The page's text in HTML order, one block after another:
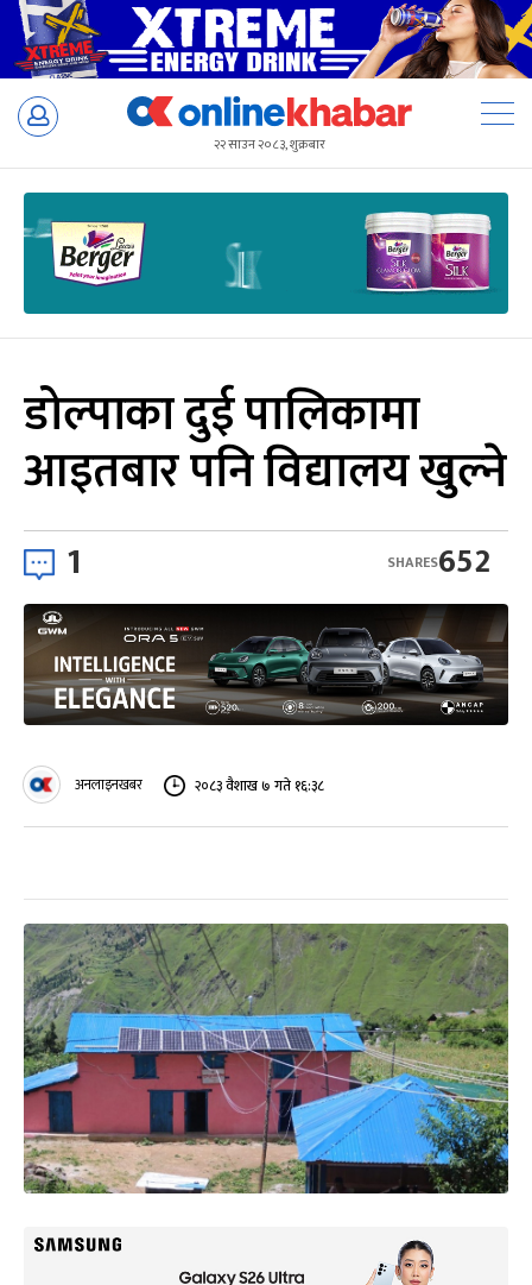
Skip
२२ साउन २०८३, शुक्रबार
डोल्पाका दुई पालिकामा
आइतबार पनि विद्यालय खुल्ने
1 652
SHARES
अनलाइनखबर २०८३ वैशाख ७ गते १६:३८